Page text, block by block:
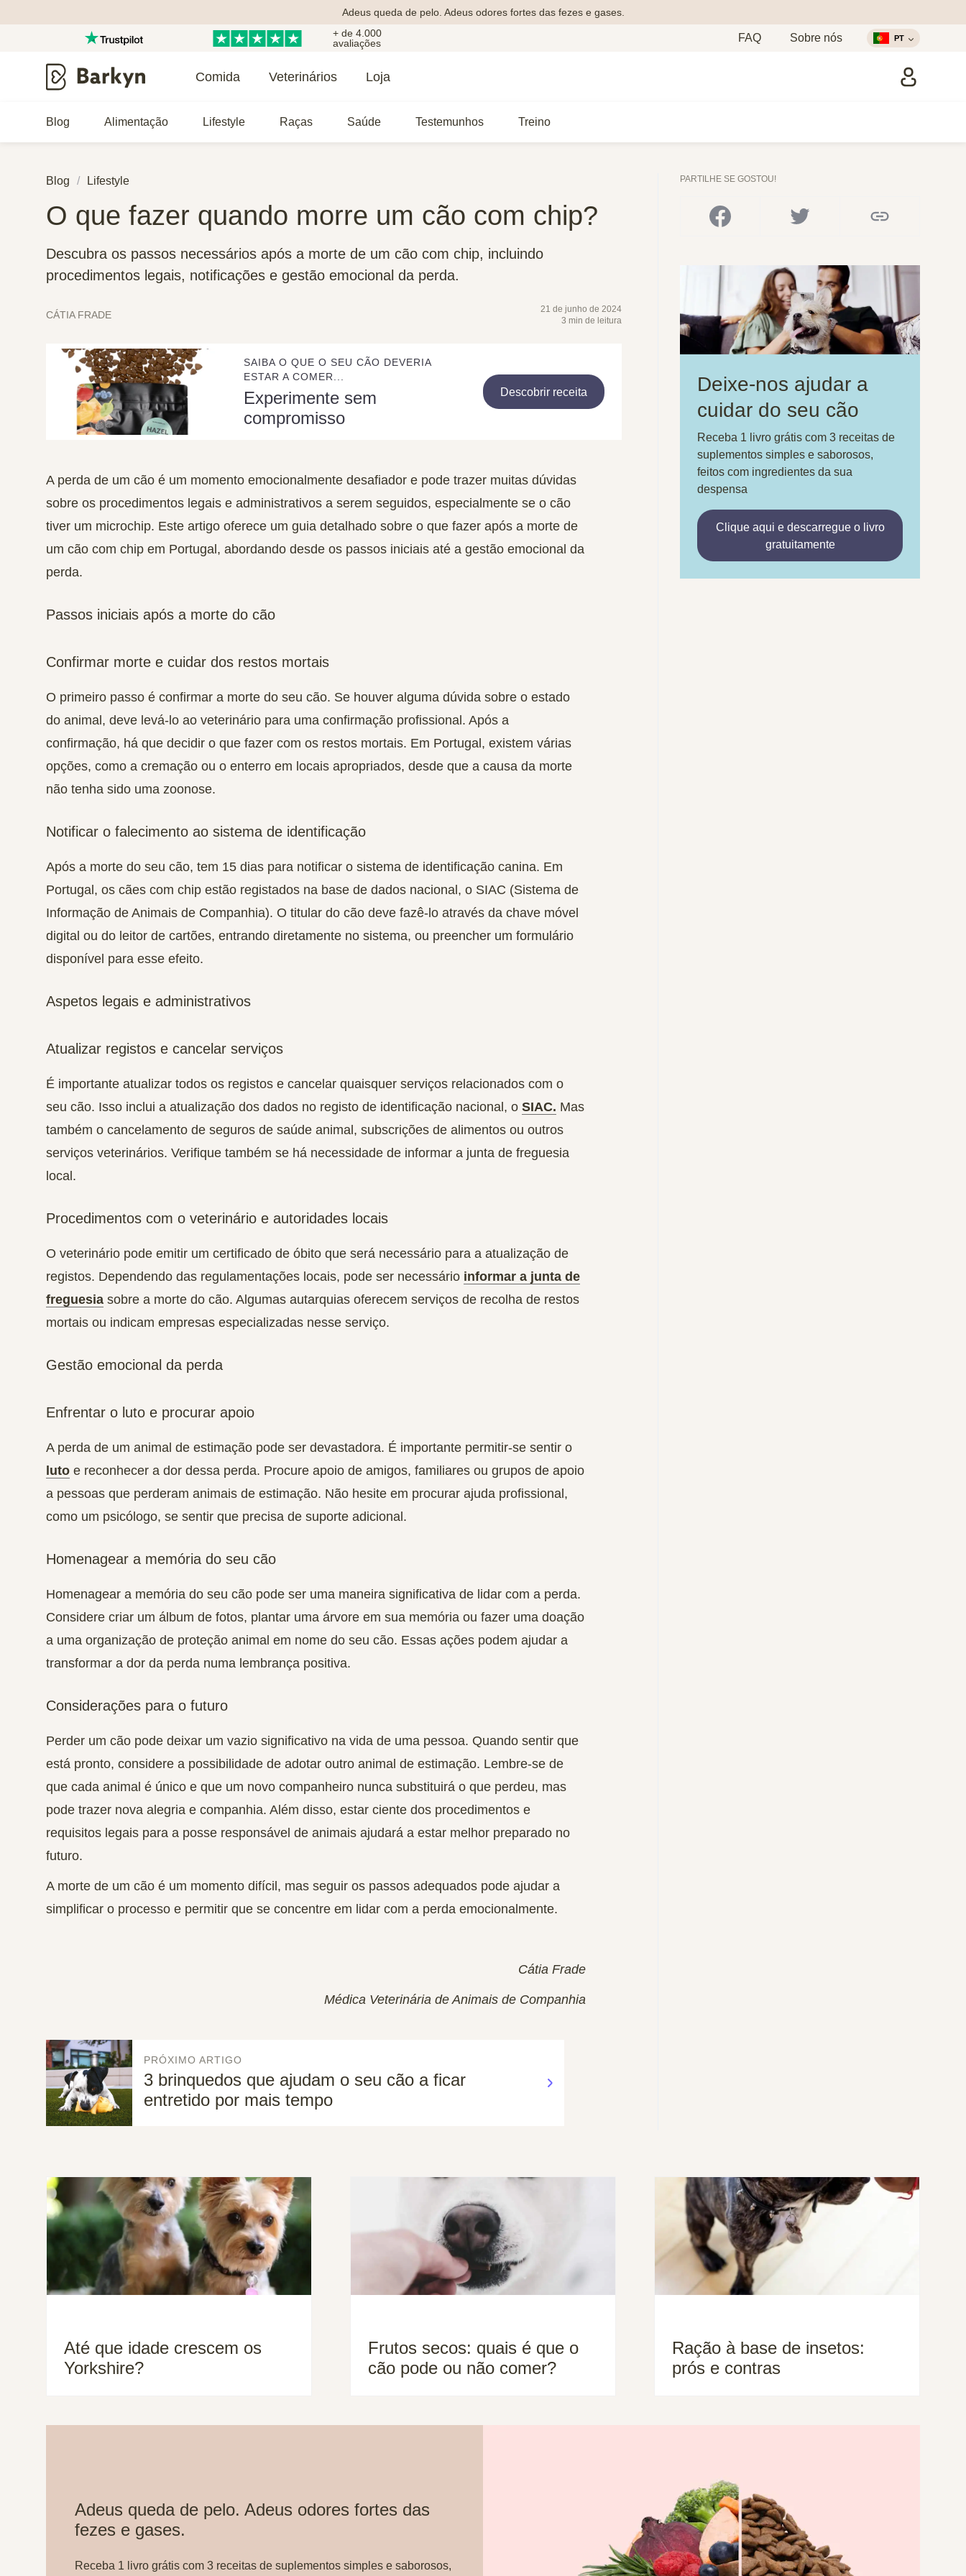
Adeus queda de pelo. Adeus odores fortes das fezes e gases.
+ de 4.000
avaliações
FAQ Sobre nós PT
Comida Veterinários Loja
Blog Alimentação Lifestyle Raças Saúde Testemunhos Treino
Blog Lifestyle
O que fazer quando morre um cão com chip?
Descubra os passos necessários após a morte de um cão com chip, incluindo
procedimentos legais, notificações e gestão emocional da perda.
CÁTIA FRADE
21 de junho de 2024
3 min de leitura
SAIBA O QUE O SEU CÃO DEVERIA
ESTAR A COMER...
Experimente sem
compromisso
Descobrir receita
A perda de um cão é um momento emocionalmente desafiador e pode trazer muitas dúvidas
sobre os procedimentos legais e administrativos a serem seguidos, especialmente se o cão
tiver um microchip. Este artigo oferece um guia detalhado sobre o que fazer após a morte de
um cão com chip em Portugal, abordando desde os passos iniciais até a gestão emocional da
perda.
Passos iniciais após a morte do cão
Confirmar morte e cuidar dos restos mortais
O primeiro passo é confirmar a morte do seu cão. Se houver alguma dúvida sobre o estado
do animal, deve levá-lo ao veterinário para uma confirmação profissional. Após a
confirmação, há que decidir o que fazer com os restos mortais. Em Portugal, existem várias
opções, como a cremação ou o enterro em locais apropriados, desde que a causa da morte
não tenha sido uma zoonose.
Notificar o falecimento ao sistema de identificação
Após a morte do seu cão, tem 15 dias para notificar o sistema de identificação canina. Em
Portugal, os cães com chip estão registados na base de dados nacional, o SIAC (Sistema de
Informação de Animais de Companhia). O titular do cão deve fazê-lo através da chave móvel
digital ou do leitor de cartões, entrando diretamente no sistema, ou preencher um formulário
disponível para esse efeito.
Aspetos legais e administrativos
Atualizar registos e cancelar serviços
É importante atualizar todos os registos e cancelar quaisquer serviços relacionados com o
seu cão. Isso inclui a atualização dos dados no registo de identificação nacional, o SIAC. Mas
também o cancelamento de seguros de saúde animal, subscrições de alimentos ou outros
serviços veterinários. Verifique também se há necessidade de informar a junta de freguesia
local.
Procedimentos com o veterinário e autoridades locais
O veterinário pode emitir um certificado de óbito que será necessário para a atualização de
registos. Dependendo das regulamentações locais, pode ser necessário informar a junta de
freguesia sobre a morte do cão. Algumas autarquias oferecem serviços de recolha de restos
mortais ou indicam empresas especializadas nesse serviço.
Gestão emocional da perda
Enfrentar o luto e procurar apoio
A perda de um animal de estimação pode ser devastadora. É importante permitir-se sentir o
luto e reconhecer a dor dessa perda. Procure apoio de amigos, familiares ou grupos de apoio
a pessoas que perderam animais de estimação. Não hesite em procurar ajuda profissional,
como um psicólogo, se sentir que precisa de suporte adicional.
Homenagear a memória do seu cão
Homenagear a memória do seu cão pode ser uma maneira significativa de lidar com a perda.
Considere criar um álbum de fotos, plantar uma árvore em sua memória ou fazer uma doação
a uma organização de proteção animal em nome do seu cão. Essas ações podem ajudar a
transformar a dor da perda numa lembrança positiva.
Considerações para o futuro
Perder um cão pode deixar um vazio significativo na vida de uma pessoa. Quando sentir que
está pronto, considere a possibilidade de adotar outro animal de estimação. Lembre-se de
que cada animal é único e que um novo companheiro nunca substituirá o que perdeu, mas
pode trazer nova alegria e companhia. Além disso, estar ciente dos procedimentos e
requisitos legais para a posse responsável de animais ajudará a estar melhor preparado no
futuro.
A morte de um cão é um momento difícil, mas seguir os passos adequados pode ajudar a
simplificar o processo e permitir que se concentre em lidar com a perda emocionalmente.
Cátia Frade
Médica Veterinária de Animais de Companhia
PRÓXIMO ARTIGO
3 brinquedos que ajudam o seu cão a ficar
entretido por mais tempo
PARTILHE SE GOSTOU!
Deixe-nos ajudar a
cuidar do seu cão
Receba 1 livro grátis com 3 receitas de
suplementos simples e saborosos,
feitos com ingredientes da sua
despensa
Clique aqui e descarregue o livro
gratuitamente
Até que idade crescem os
Yorkshire?
Frutos secos: quais é que o
cão pode ou não comer?
Ração à base de insetos:
prós e contras
Adeus queda de pelo. Adeus odores fortes das
fezes e gases.
Receba 1 livro grátis com 3 receitas de suplementos simples e saborosos,